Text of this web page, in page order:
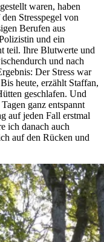
waren, haben
Stresspegel von
Berufen aus
und ein
teil. Ihre Blutwerte und
und nach
Der Stress war
heute, erzählt Staffan,
geschlafen. Und
ganz entspannt
auf jeden Fall erstmal
ich danach auch
auf den Rücken und